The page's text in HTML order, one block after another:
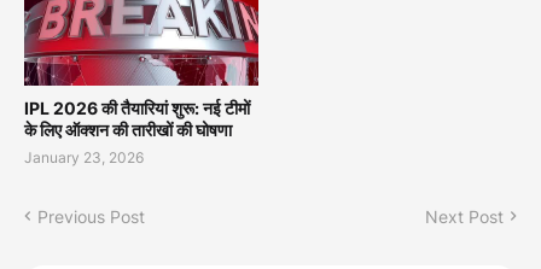
IPL 2026 की तैयारियां शुरू: नई टीमों
के लिए ऑक्शन की तारीखों की घोषणा
January 23, 2026
Previous Post Next Post